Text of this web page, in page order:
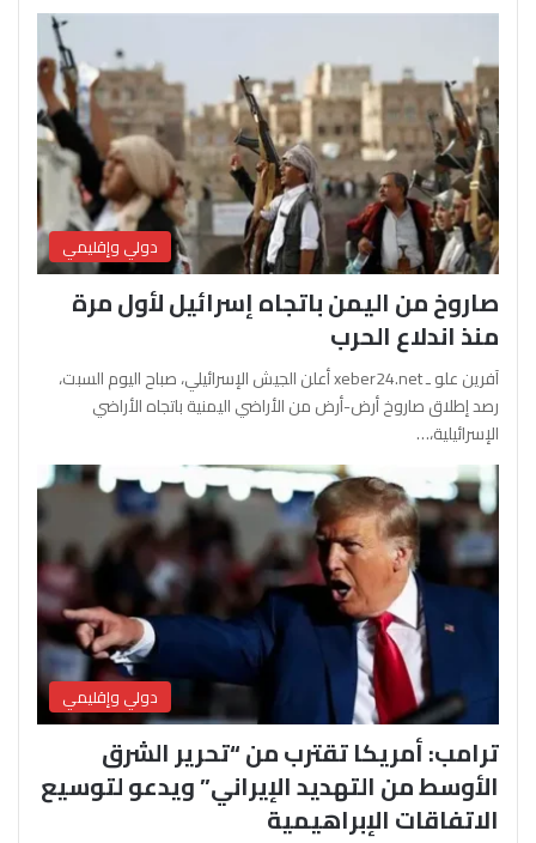
دولي وإقليمي
صاروخ من اليمن باتجاه إسرائيل لأول مرة
منذ اندلاع الحرب
آفرين علو ـ xeber24.net أعلن الجيش الإسرائيلي، صباح اليوم السبت،
رصد إطلاق صاروخ أرض-أرض من الأراضي اليمنية باتجاه الأراضي
الإسرائيلية،…
دولي وإقليمي
ترامب: أمريكا تقترب من “تحرير الشرق
الأوسط من التهديد الإيراني” ويدعو لتوسيع
الاتفاقات الإبراهيمية